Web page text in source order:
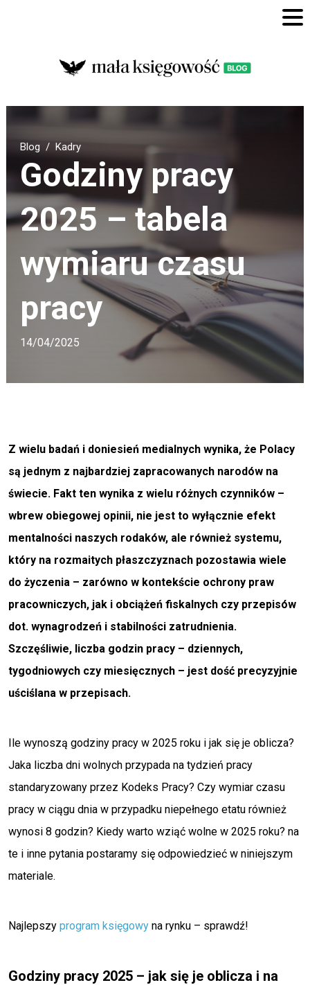
Blog Kadry
Godziny pracy
2025 – tabela
wymiaru czasu
pracy
14/04/2025
Z wielu badań i doniesień medialnych wynika, że Polacy
są jednym z najbardziej zapracowanych narodów na
świecie. Fakt ten wynika z wielu różnych czynników –
wbrew obiegowej opinii, nie jest to wyłącznie efekt
mentalności naszych rodaków, ale również systemu,
który na rozmaitych płaszczyznach pozostawia wiele
do życzenia – zarówno w kontekście ochrony praw
pracowniczych, jak i obciążeń fiskalnych czy przepisów
dot. wynagrodzeń i stabilności zatrudnienia.
Szczęśliwie, liczba godzin pracy – dziennych,
tygodniowych czy miesięcznych – jest dość precyzyjnie
uściślana w przepisach.
Ile wynoszą godziny pracy w 2025 roku i jak się je oblicza?
Jaka liczba dni wolnych przypada na tydzień pracy
standaryzowany przez Kodeks Pracy? Czy wymiar czasu
pracy w ciągu dnia w przypadku niepełnego etatu również
wynosi 8 godzin? Kiedy warto wziąć wolne w 2025 roku? na
te i inne pytania postaramy się odpowiedzieć w niniejszym
materiale.
Najlepszy program księgowy na rynku – sprawdź!
Godziny pracy 2025 – jak się je oblicza i na